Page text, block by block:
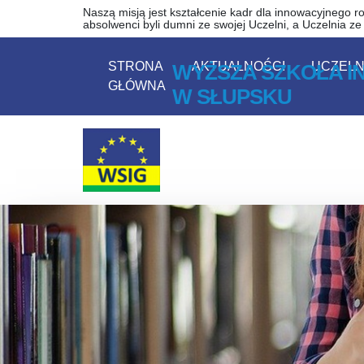
Wyższa Szkoła
Przejdź do zawartości strony
Przejdź do menuNaszą misją jest kształcenie kadr dla innowacyjnego
absolwenci byli dumni ze swojej Uczelni, a Uczelnia ze
STRONA
GŁÓWNA
AKTUALNOŚCI
WYŻSZA SZKOŁA
W SŁUPSKU